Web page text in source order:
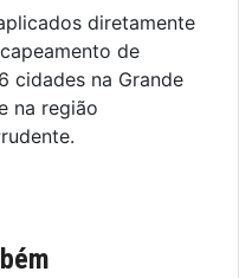
diretamente
de
cidades na Grande
na região